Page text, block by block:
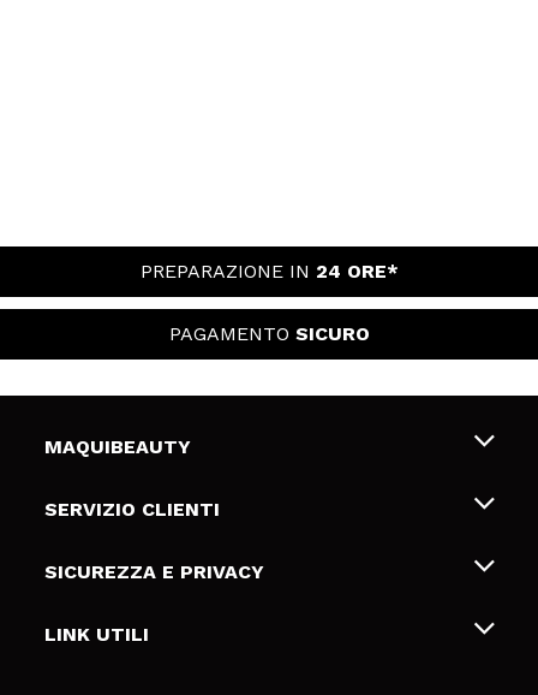
PREPARAZIONE IN 24 ORE*
PAGAMENTO SICURO
MAQUIBEAUTY
Chi siamo
Gift Cards
SERVIZIO CLIENTI
Spedizioni & Resi
Metodi di pagamamento
SICUREZZA E PRIVACY
Termini e condizioni
LINK UTILI